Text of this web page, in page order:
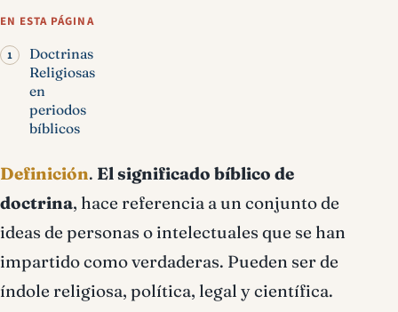
EN ESTA PÁGINA
Doctrinas
Religiosas
en
periodos
bíblicos
Definición. El significado bíblico de
doctrina, hace referencia a un conjunto de
ideas de personas o intelectuales que se han
impartido como verdaderas. Pueden ser de
índole religiosa, política, legal y científica.